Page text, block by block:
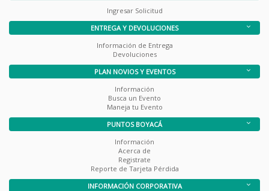
Ingresar Solicitud
ENTREGA Y DEVOLUCIONES
Información de Entrega
Devoluciones
PLAN NOVIOS Y EVENTOS
Información
Busca un Evento
Maneja tu Evento
PUNTOS BOYACÁ
Información
Acerca de
Registrate
Reporte de Tarjeta Pérdida
INFORMACIÓN CORPORATIVA